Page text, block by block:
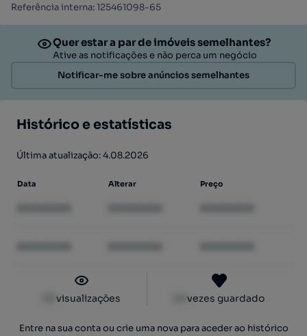
Referência interna: 125461098-65
Quer estar a par de imóveis semelhantes?
Ative as notificações e não perca um negócio
Notificar-me sobre anúncios semelhantes
Histórico e estatísticas
Última atualização: 4.08.2026
Data Alterar Preço
visualizações vezes guardado
Entre na sua conta ou crie uma nova para aceder ao histórico